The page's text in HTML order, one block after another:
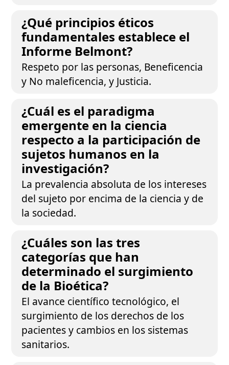
¿Qué principios éticos
fundamentales establece el
Informe Belmont?
Respeto por las personas, Beneficencia
y No maleficencia, y Justicia.
¿Cuál es el paradigma
emergente en la ciencia
respecto a la participación de
sujetos humanos en la
investigación?
La prevalencia absoluta de los intereses
del sujeto por encima de la ciencia y de
la sociedad.
¿Cuáles son las tres
categorías que han
determinado el surgimiento
de la Bioética?
El avance científico tecnológico, el
surgimiento de los derechos de los
pacientes y cambios en los sistemas
sanitarios.